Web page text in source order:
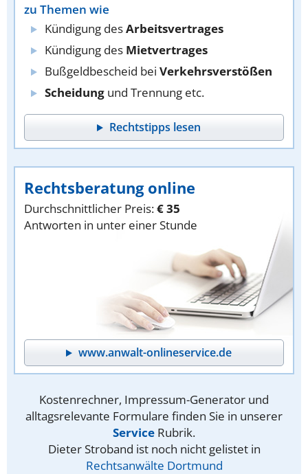
zu Themen wie
Kündigung desArbeitsvertrages
Kündigung des Mietvertrages
Bußgeldbescheid bei Verkehrsverstößen
Scheidung und Trennung etc.
Rechtstipps lesen
Rechtsberatung online
Durchschnittlicher Preis:€ 35
Antworten in unter einer Stunde
www.anwalt-onlineservice.de
Kostenrechner, Impressum-Generator und
alltagsrelevante Formulare finden Sie in unserer
Service Rubrik.
Dieter Stroband ist noch nicht gelistet in
Rechtsanwälte Dortmund